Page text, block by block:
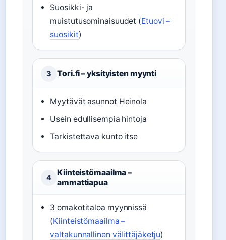
Suosikki- ja
muistutusominaisuudet (Etuovi –
suosikit)
3 Tori.fi – yksityisten myynti
Myytävät asunnot Heinola
Usein edullisempia hintoja
Tarkistettava kunto itse
4
Kiinteistömaailma –
ammattiapua
3 omakotitaloa myynnissä
(Kiinteistömaailma –
valtakunnallinen välittäjäketju)